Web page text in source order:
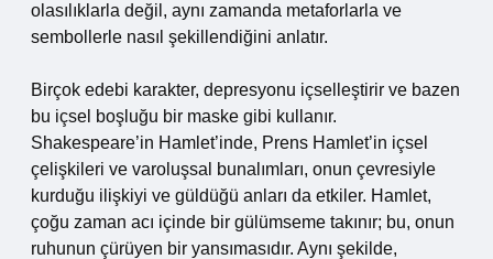
olasılıklarla değil, aynı zamanda metaforlarla ve
sembollerle nasıl şekillendiğini anlatır.
Birçok edebi karakter, depresyonu içselleştirir ve bazen
bu içsel boşluğu bir maske gibi kullanır.
Shakespeare’in Hamlet’inde, Prens Hamlet’in içsel
çelişkileri ve varoluşsal bunalımları, onun çevresiyle
kurduğu ilişkiyi ve güldüğü anları da etkiler. Hamlet,
çoğu zaman acı içinde bir gülümseme takınır; bu, onun
ruhunun çürüyen bir yansımasıdır. Aynı şekilde,